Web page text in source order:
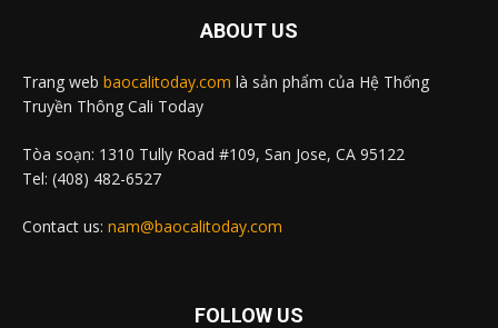
ABOUT US
Trang web baocalitoday.com là sản phẩm của Hệ Thống
Truyền Thông Cali Today
Tòa soạn: 1310 Tully Road #109, San Jose, CA 95122
Tel: (408) 482-6527
Contact us: nam@baocalitoday.com
FOLLOW US